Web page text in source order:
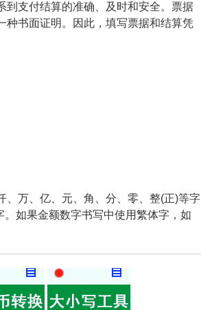
到支付结算的准确、及时和安全。票据
种书面证明。因此，填写票据和结算凭
、万、亿、元、角、分、零、整(正)等字
如果金额数字书写中使用繁体字，如